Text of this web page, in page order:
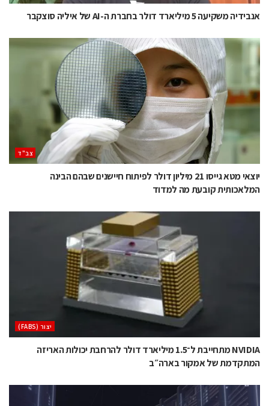
אנבידיה משקיעה 5 מיליארד דולר בחברת ה-AI של איליה סוצקבר
‫צב"ד‬
יוצאי מטא גייסו 21 מיליון דולר לפיתוח חיישנים שבהם הבינה
המלאכותית קובעת מה למדוד
‫יצור (‪(FABS‬‬
NVIDIA מתחייבת ל־1.5 מיליארד דולר להרחבת יכולות האריזה
המתקדמת של אמקור בארה״ב